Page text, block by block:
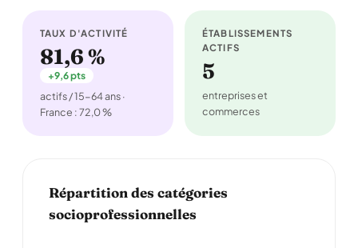
TAUX D'ACTIVITÉ
81,6 %
+9,6 pts
actifs / 15-64 ans ·
France : 72,0 %
ÉTABLISSEMENTS
ACTIFS
5
entreprises et
commerces
Répartition des catégories
socioprofessionnelles